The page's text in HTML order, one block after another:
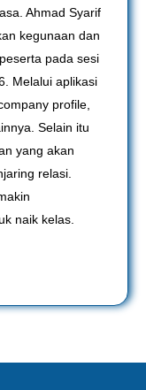
Ahmad Syarif
kegunaan dan
pada sesi
Melalui aplikasi
profile,
Selain itu
yang akan
relasi.
naik kelas.